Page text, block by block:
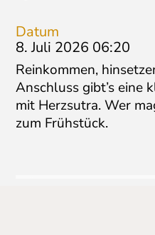
Datum
8. Juli 2026 06:20
Reinkommen,
Anschluss gibt’s eine
mit Herzsutra. Wer
zum Frühstück.